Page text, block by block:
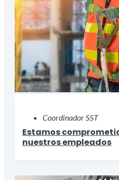
Coordinador SST
Estamos
nuestros empleados